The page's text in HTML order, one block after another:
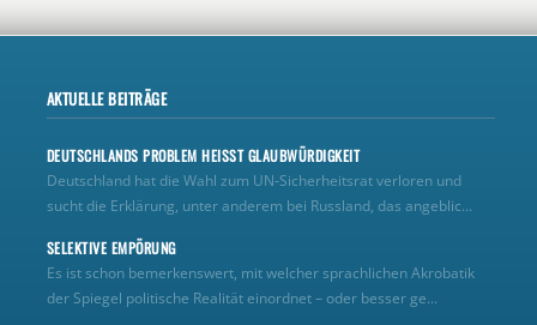
AKTUELLE BEITRÄGE
DEUTSCHLANDS PROBLEM HEISST GLAUBWÜRDIGKEIT
Deutschland hat die Wahl zum UN‑Sicherheitsrat verloren und
sucht die Erklärung, unter anderem bei Russland, das angeblic...
SELEKTIVE EMPÖRUNG
Es ist schon bemerkenswert, mit welcher sprachlichen Akrobatik
der Spiegel politische Realität einordnet – oder besser ge...